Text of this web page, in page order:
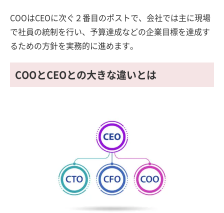
COOはCEOに次ぐ２番目のポストで、会社では主に現場
で社員の統制を行い、予算達成などの企業目標を達成す
るための方針を実務的に進めます。
COOとCEOとの大きな違いとは